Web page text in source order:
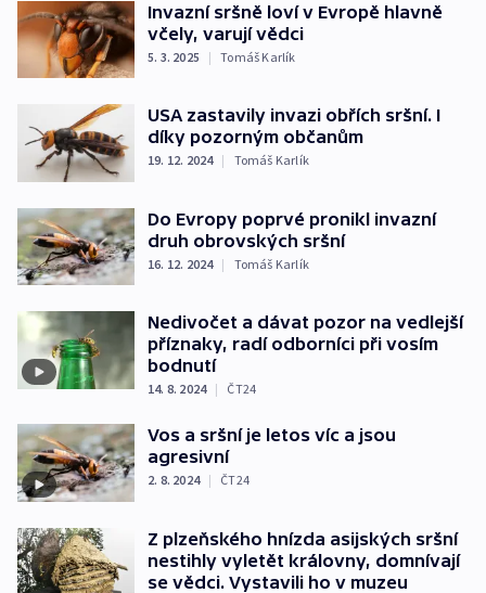
Invazní sršně loví v Evropě hlavně
včely, varují vědci
5. 3. 2025 | Tomáš Karlík
USA zastavily invazi obřích sršní. I
díky pozorným občanům
19. 12. 2024 | Tomáš Karlík
Do Evropy poprvé pronikl invazní
druh obrovských sršní
16. 12. 2024 | Tomáš Karlík
Nedivočet a dávat pozor na vedlejší
příznaky, radí odborníci při vosím
bodnutí
14. 8. 2024 | ČT24
Vos a sršní je letos víc a jsou
agresivní
2. 8. 2024 | ČT24
Z plzeňského hnízda asijských sršní
nestihly vyletět královny, domnívají
se vědci. Vystavili ho v muzeu